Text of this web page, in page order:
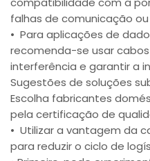
falhas de comunicação
• Para aplicações de
recomenda-se usar
interferência e garantir a
Sugestões de soluções
Escolha fabricantes
pela certificação de
• Utilizar a vantagem da
para reduzir o ciclo de